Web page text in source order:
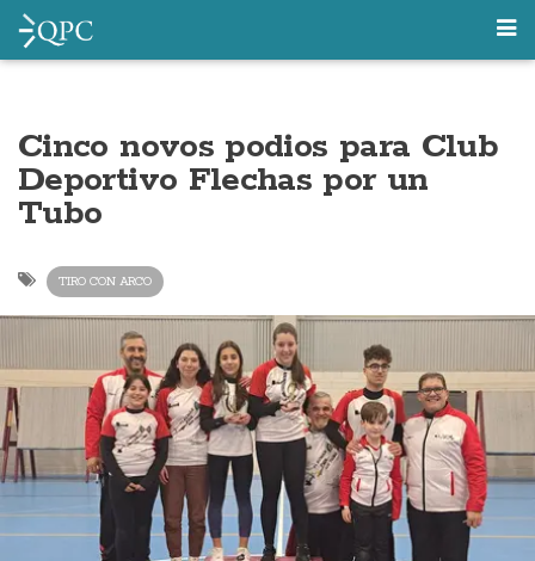
Cinco novos podios para Club
Deportivo Flechas por un
Tubo
TIRO CON ARCO